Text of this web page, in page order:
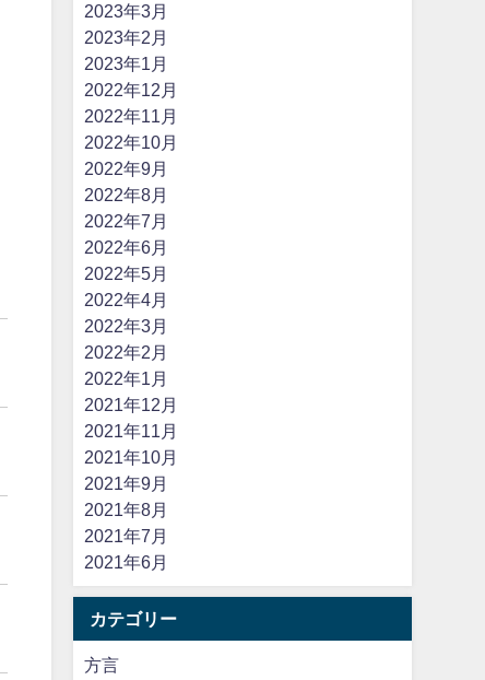
2023年3月
2023年2月
2023年1月
2022年12月
2022年11月
2022年10月
2022年9月
2022年8月
2022年7月
2022年6月
2022年5月
2022年4月
2022年3月
2022年2月
2022年1月
2021年12月
2021年11月
2021年10月
2021年9月
2021年8月
2021年7月
2021年6月
カテゴリー
方言